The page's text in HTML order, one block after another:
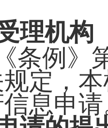
理机构
条例》
定，
息申